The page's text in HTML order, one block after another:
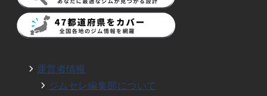
運営者情報
ジムセレ編集部について